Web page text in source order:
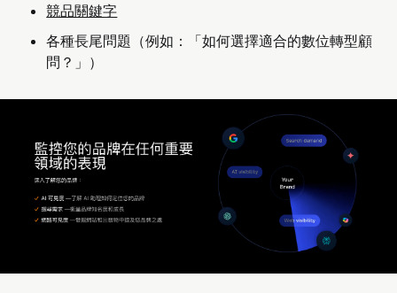
競品關鍵字
各種長尾問題（例如：「如何選擇適合的數位轉型顧
問？」）